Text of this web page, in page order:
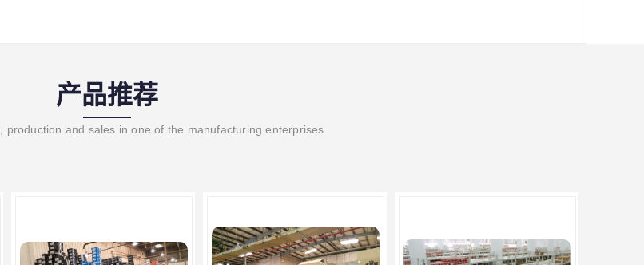
产品推荐
production and sales in one of the manufacturing enterprises